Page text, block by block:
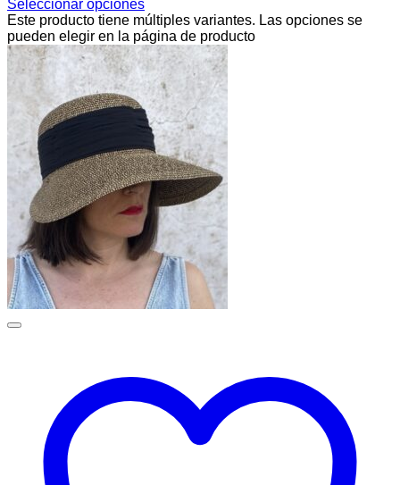
Seleccionar opciones
Este producto tiene múltiples variantes. Las opciones se
pueden elegir en la página de producto